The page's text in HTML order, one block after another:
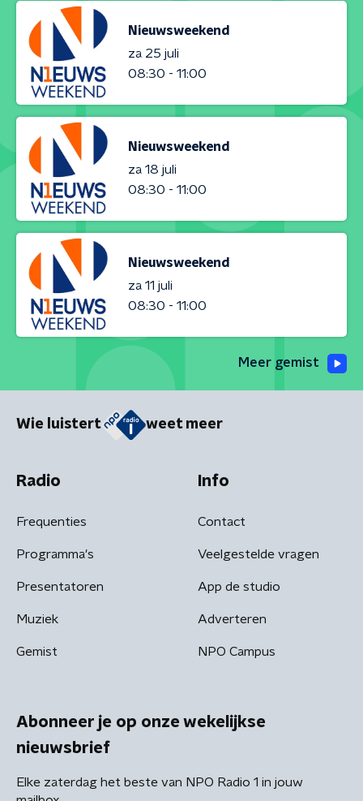
Nieuwsweekend
za 25 juli
08:30 - 11:00
Nieuwsweekend
za 18 juli
08:30 - 11:00
Nieuwsweekend
za 11 juli
08:30 - 11:00
Meer gemist
Wie luistert weet meer
Radio
Frequenties
Programma's
Presentatoren
Muziek
Gemist
Info
Contact
Veelgestelde vragen
App de studio
Adverteren
NPO Campus
Abonneer je op onze wekelijkse
nieuwsbrief
Elke zaterdag het beste van NPO Radio 1 in jouw